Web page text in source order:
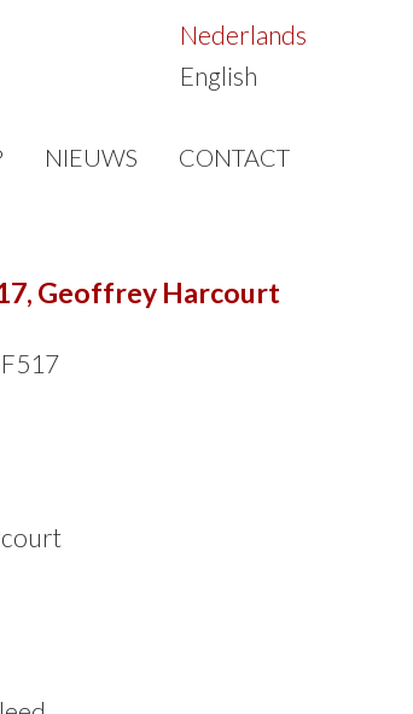
NIEUWS CONTACT
Nederlands
English
Geoffrey Harcourt